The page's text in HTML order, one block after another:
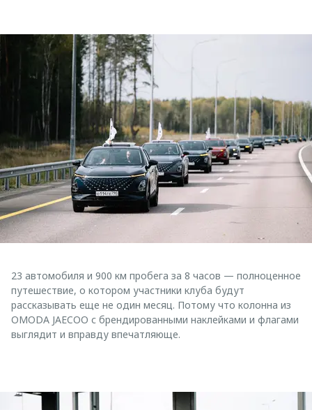
23 автомобиля и 900 км пробега за 8 часов — полноценное
путешествие, о котором участники клуба будут
рассказывать еще не один месяц. Потому что колонна из
OMODA JAECOO с брендированными наклейками и флагами
выглядит и вправду впечатляюще.